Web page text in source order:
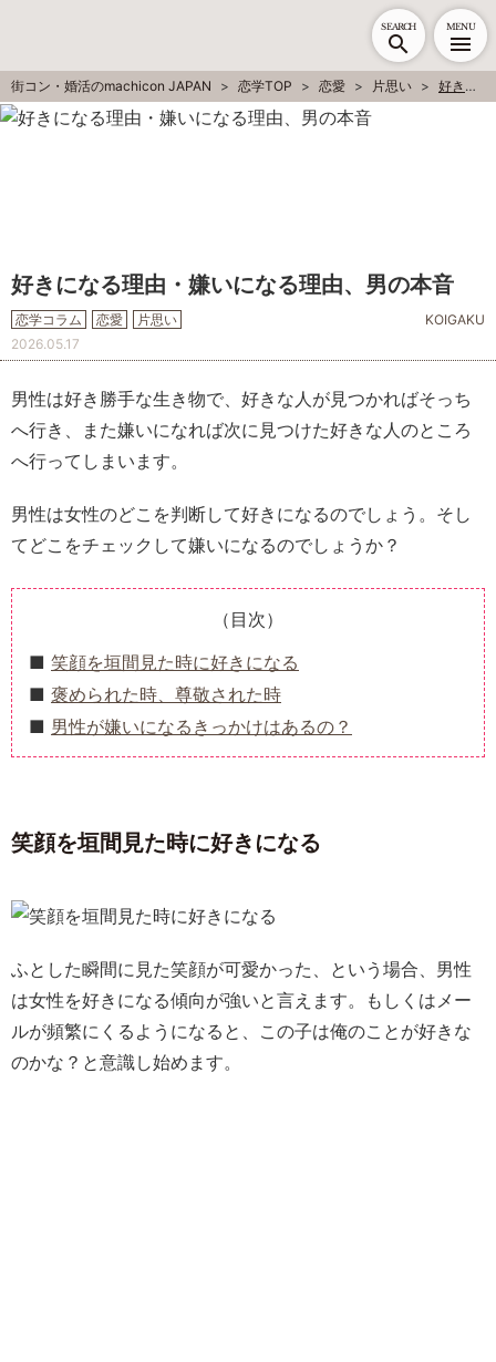
SEARCH MENU
街コン・婚活のmachicon JAPAN 恋学TOP 恋愛 片思い 好きになる理由・嫌いになる理由、男の本音
好きになる理由・嫌いになる理由、男の本音
恋学コラム 恋愛 片思い
KOIGAKU
2026.05.17
男性は好き勝手な生き物で、好きな人が見つかればそっち
へ行き、また嫌いになれば次に見つけた好きな人のところ
へ行ってしまいます。
男性は女性のどこを判断して好きになるのでしょう。そし
てどこをチェックして嫌いになるのでしょうか？
（目次）
笑顔を垣間見た時に好きになる
褒められた時、尊敬された時
男性が嫌いになるきっかけはあるの？
笑顔を垣間見た時に好きになる
ふとした瞬間に見た笑顔が可愛かった、という場合、男性
は女性を好きになる傾向が強いと言えます。もしくはメー
ルが頻繁にくるようになると、この子は俺のことが好きな
のかな？と意識し始めます。